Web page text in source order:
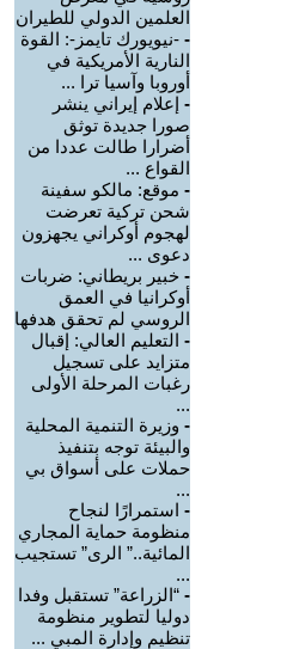
العلمين الدولي للطيران
- -نيويورك تايمز-: القوة
النارية الأمريكية في
أوروبا وآسيا ترا ...
- إعلام إيراني ينشر
صورا جديدة توثق
أضرارا طالت عددا من
القواع ...
- موقع: مالكو سفينة
شحن تركية تعرضت
لهجوم أوكراني يجهزون
دعوى ...
- خبير بريطاني: ضربات
أوكرانيا في العمق
الروسي لم تحقق هدفها
- التعليم العالي: إقبال
متزايد على تسجيل
رغبات المرحلة الأولى
...
- وزيرة التنمية المحلية
والبيئة توجه بتنفيذ
حملات على أسواق بي
...
- استمرارًا لنجاح
منظومة حماية المجاري
المائية..” الرى” تستجيب
...
- “الزراعة” تستقبل وفدا
دوليا لتطوير منظومة
تنظيم وإدارة المبي ...